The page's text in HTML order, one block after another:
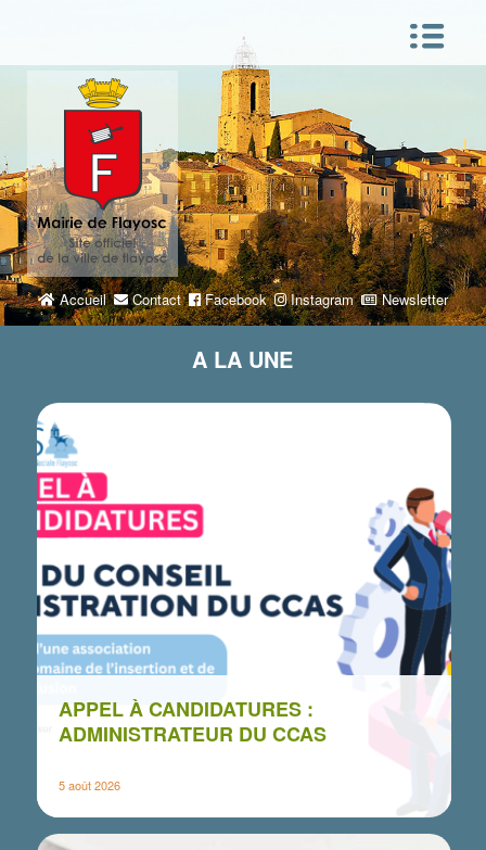
Accueil Contact Facebook Instagram Newsletter
A LA UNE
APPEL À CANDIDATURES :
ADMINISTRATEUR DU CCAS
5 août 2026
TITRE DE LA BOÎTE AVEC ICÔNE
Cliquer ici pour ajouter votre propre texte